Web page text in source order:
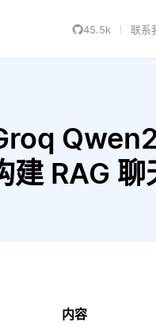
45.5k 联系
RAG 聊
内容